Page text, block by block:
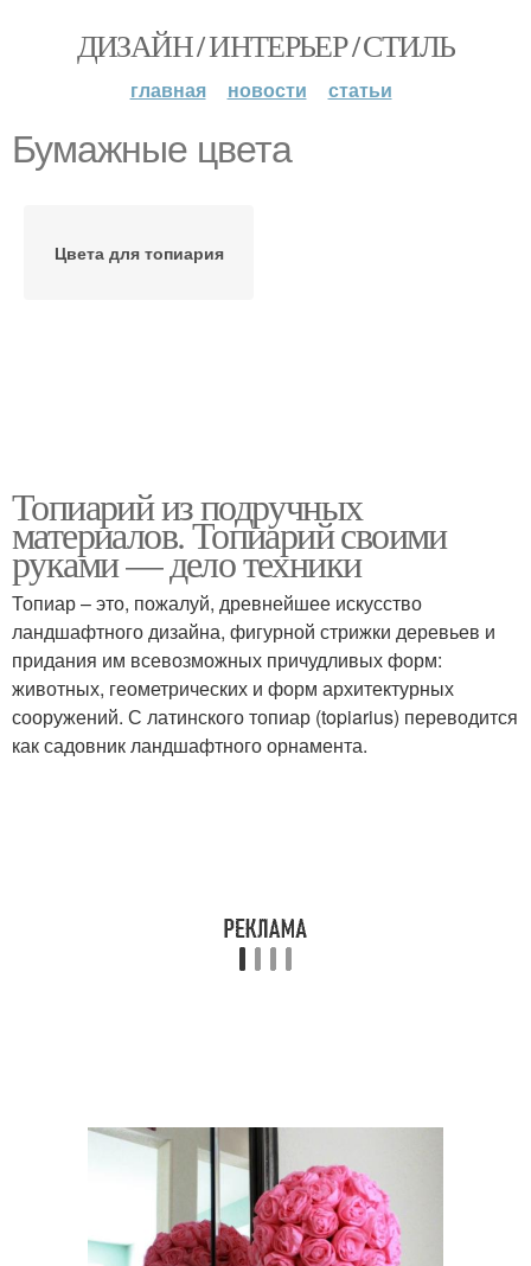
ДИЗАЙН / ИНТЕРЬЕР / СТИЛЬ
главная новости статьи
Бумажные цвета
Цвета для топиария
Топиарий из подручных
материалов. Топиарий своими
руками — дело техники
Топиар – это, пожалуй, древнейшее искусство
ландшафтного дизайна, фигурной стрижки деревьев и
придания им всевозможных причудливых форм:
животных, геометрических и форм архитектурных
сооружений. С латинского топиар (topiarius) переводится
как садовник ландшафтного орнамента.